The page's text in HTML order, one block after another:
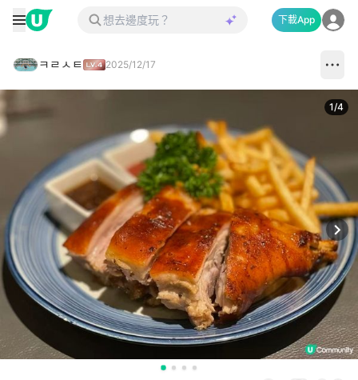
下載App
ㅋㄹㅅㅌ 2025/12/17
1/4